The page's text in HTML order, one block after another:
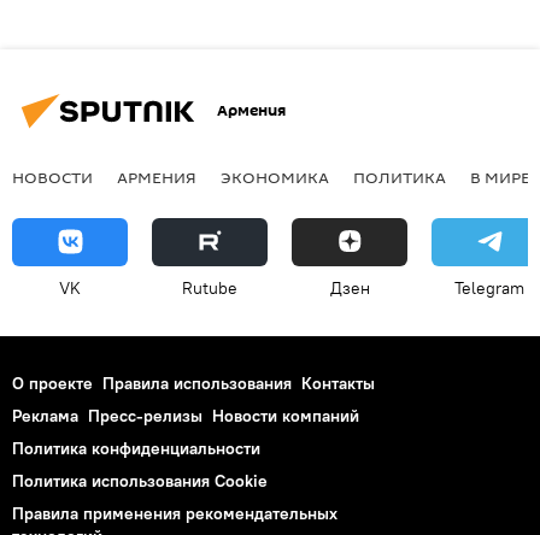
Армения
НОВОСТИ АРМЕНИЯ ЭКОНОМИКА ПОЛИТИКА В МИРЕ
VK Rutube Дзен Telegram
О проекте Правила использования Контакты
Реклама Пресс-релизы Новости компаний
Политика конфиденциальности
Политика использования Cookie
Правила применения рекомендательных